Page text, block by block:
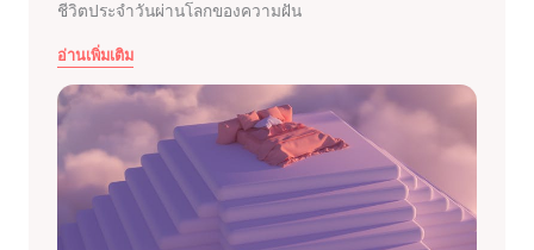
ชีวิตประจำวันผ่านโลกของความฝัน
อ่านเพิ่มเติม